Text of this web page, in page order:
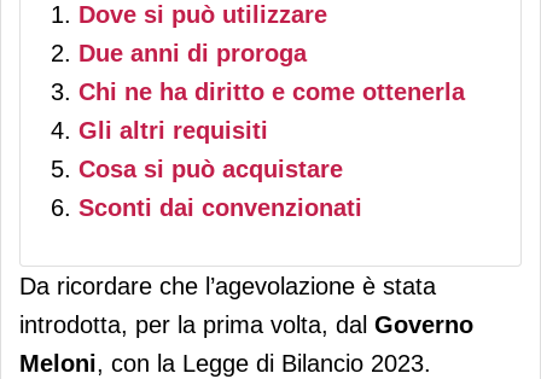
Dove si può utilizzare
Due anni di proroga
Chi ne ha diritto e come ottenerla
Gli altri requisiti
Cosa si può acquistare
Sconti dai convenzionati
Da ricordare che l’agevolazione è stata
introdotta, per la prima volta, dal Governo
Meloni, con la Legge di Bilancio 2023.